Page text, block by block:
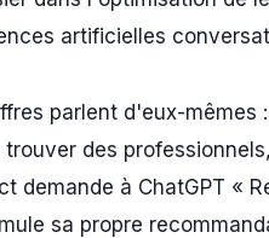
artificielles
parlent d'eux-mêmes
trouver des
demande à ChatGPT «
sa propre